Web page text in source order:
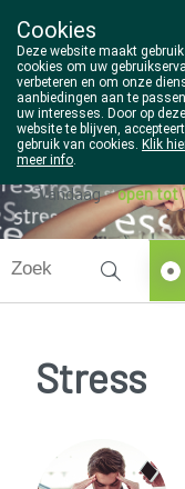
Vandaag open tot
Stress
Cookies
Deze website maakt
cookies om uw
verbeteren en om onze
aanbiedingen aan te
uw interesses. Door op deze
website te blijven,
gebruik van cookies. Klik
meer info.